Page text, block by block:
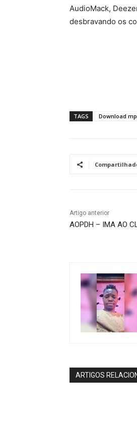
AudioMack,
desbravando os
TAGS Download
Artigo anterior
AOPDH – IMA AO
ARTIGOS